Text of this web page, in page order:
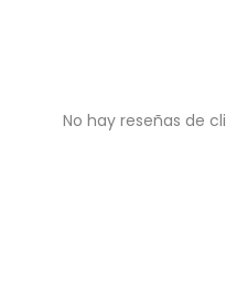
No hay reseñas de